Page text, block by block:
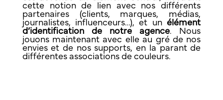
cette notion de lien avec nos différents
partenaires (clients, marques, médias,
journalistes, influenceurs…), et unélément
d’identification de notre agence. Nous
jouons maintenant avec elle au gré de nos
envies et de nos supports, en la parant de
différentes associations de couleurs.